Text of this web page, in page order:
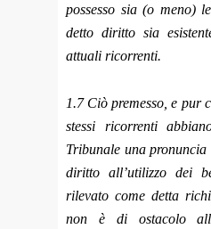
possesso sia (o meno)
detto diritto sia
attuali ricorrenti.
1.7 Ciò premesso, e pur
stessi ricorrenti
Tribunale una
diritto all’utilizzo dei
rilevato come detta
non è di ostacolo